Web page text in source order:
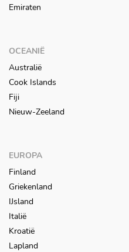
Emiraten
OCEANIË
Australië
Cook Islands
Fiji
Nieuw-Zeeland
EUROPA
Finland
Griekenland
IJsland
Italië
Kroatië
Lapland